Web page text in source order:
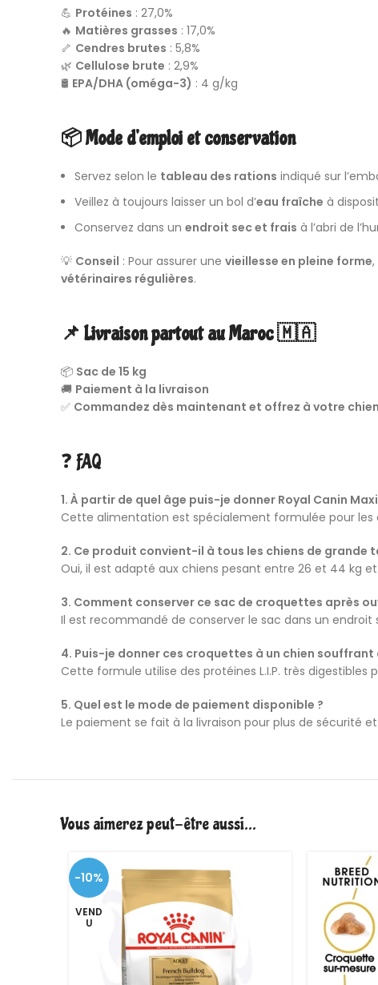
💪 Protéines : 27,0%
🔥 Matières grasses : 17,0%
🦴 Cendres brutes : 5,8%
🌿 Cellulose brute : 2,9%
🛢️ EPA/DHA (oméga-3) : 4 g/kg
📦 Mode d’emploi et conservation
Servez selon le tableau des rations indiqué sur
Veillez à toujours laisser un bol d’eau fraîche à
Conservez dans un endroit sec et frais à l’abri de
💡 Conseil : Pour assurer une vieillesse en pleine forme
vétérinaires régulières.
📌 Livraison partout au Maroc 🇲🇦
📦 Sac de 15 kg
🚚 Paiement à la livraison
✅ Commandez dès maintenant et offrez à votre
❓ FAQ
1. À partir de quel âge puis-je donner Royal Canin
Cette alimentation est spécialement formulée pour les
2. Ce produit convient-il à tous les chiens de grande
Oui, il est adapté aux chiens pesant entre 26 et 44 kg
3. Comment conserver ce sac de croquettes après
Il est recommandé de conserver le sac dans un
4. Puis-je donner ces croquettes à un chien souffrant
Cette formule utilise des protéines L.I.P. très digestibles
5. Quel est le mode de paiement disponible ?
Le paiement se fait à la livraison pour plus de sécurité
Vous aimerez peut-être aussi…
-10%
VEND
U